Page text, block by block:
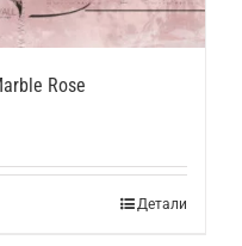
Rose
Детали